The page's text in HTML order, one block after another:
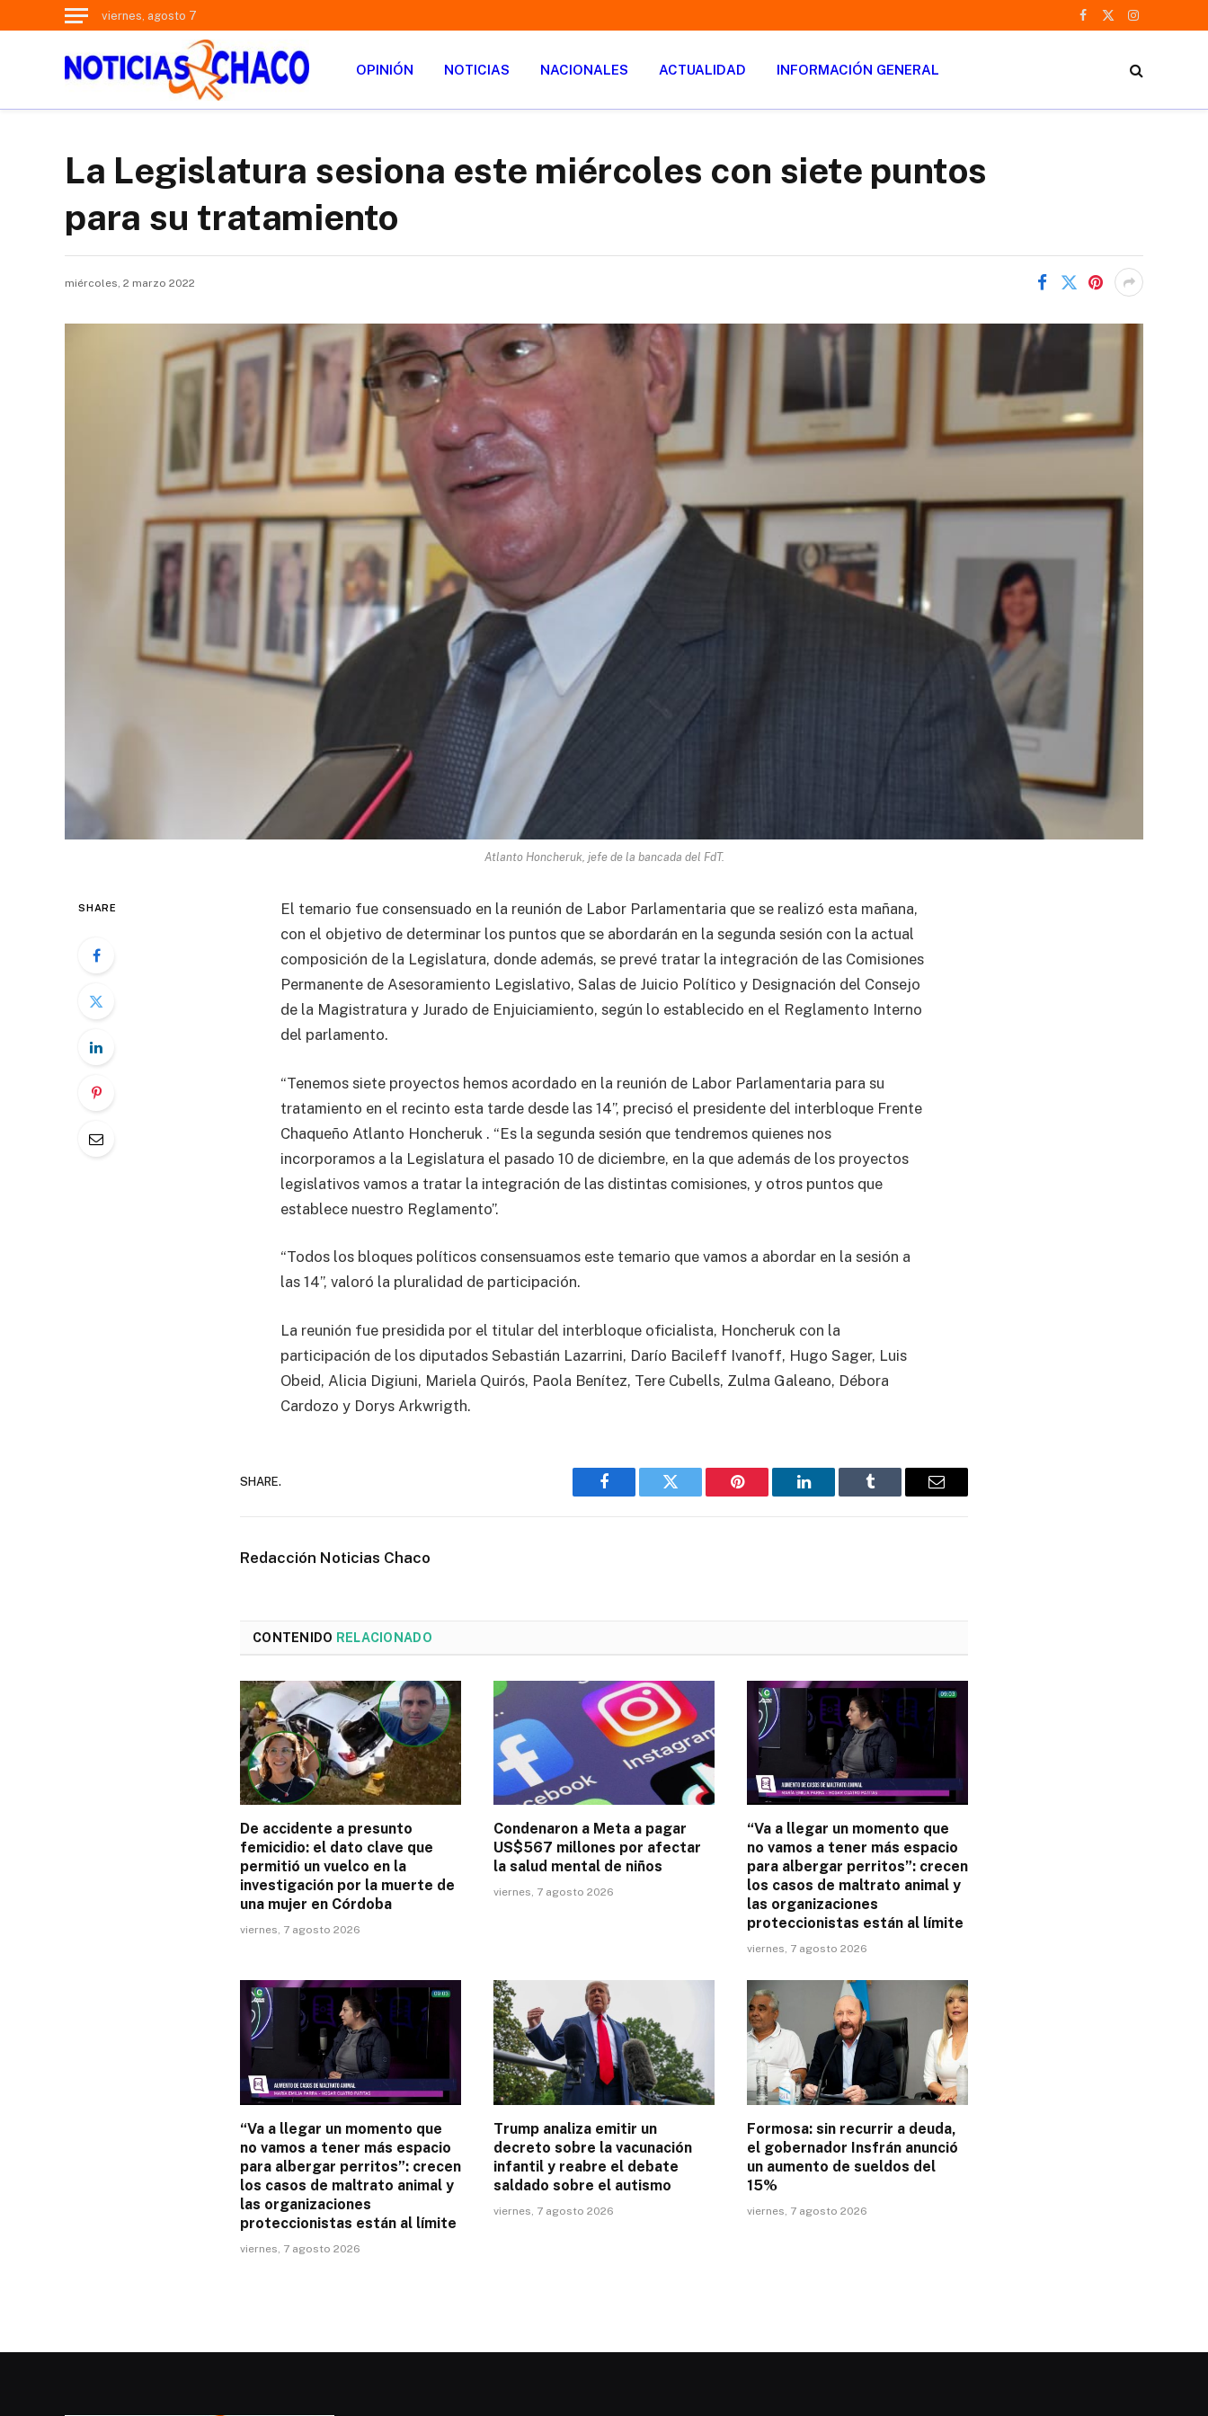
viernes, agosto 7
Facebook
X
Instagram
OPINIÓN NOTICIAS NACIONALES ACTUALIDAD INFORMACIÓN GENERAL
La Legislatura sesiona este miércoles con siete puntos
para su tratamiento
miércoles, 2 marzo 2022
Atlanto Honcheruk, jefe de la bancada del FdT.
SHARE
El temario fue consensuado en la reunión de Labor Parlamentaria que se realizó esta mañana,
con el objetivo de determinar los puntos que se abordarán en la segunda sesión con la actual
composición de la Legislatura, donde además, se prevé tratar la integración de las Comisiones
Permanente de Asesoramiento Legislativo, Salas de Juicio Político y Designación del Consejo
de la Magistratura y Jurado de Enjuiciamiento, según lo establecido en el Reglamento Interno
del parlamento.
“Tenemos siete proyectos hemos acordado en la reunión de Labor Parlamentaria para su
tratamiento en el recinto esta tarde desde las 14”, precisó el presidente del interbloque Frente
Chaqueño Atlanto Honcheruk . “Es la segunda sesión que tendremos quienes nos
incorporamos a la Legislatura el pasado 10 de diciembre, en la que además de los proyectos
legislativos vamos a tratar la integración de las distintas comisiones, y otros puntos que
establece nuestro Reglamento”.
“Todos los bloques políticos consensuamos este temario que vamos a abordar en la sesión a
las 14”, valoró la pluralidad de participación.
La reunión fue presidida por el titular del interbloque oficialista, Honcheruk con la
participación de los diputados Sebastián Lazarrini, Darío Bacileff Ivanoff, Hugo Sager, Luis
Obeid, Alicia Digiuni, Mariela Quirós, Paola Benítez, Tere Cubells, Zulma Galeano, Débora
Cardozo y Dorys Arkwrigth.
SHARE.
Facebook Twitter Pinterest LinkedIn Tumblr Email
Redacción Noticias Chaco
CONTENIDO RELACIONADO
De accidente a presunto
femicidio: el dato clave que
permitió un vuelco en la
investigación por la muerte de
una mujer en Córdoba
viernes, 7 agosto 2026
Condenaron a Meta a pagar
US$567 millones por afectar
la salud mental de niños
viernes, 7 agosto 2026
“Va a llegar un momento que
no vamos a tener más espacio
para albergar perritos”: crecen
los casos de maltrato animal y
las organizaciones
proteccionistas están al límite
viernes, 7 agosto 2026
“Va a llegar un momento que
no vamos a tener más espacio
para albergar perritos”: crecen
los casos de maltrato animal y
las organizaciones
proteccionistas están al límite
viernes, 7 agosto 2026
Trump analiza emitir un
decreto sobre la vacunación
infantil y reabre el debate
saldado sobre el autismo
viernes, 7 agosto 2026
Formosa: sin recurrir a deuda,
el gobernador Insfrán anunció
un aumento de sueldos del
15%
viernes, 7 agosto 2026